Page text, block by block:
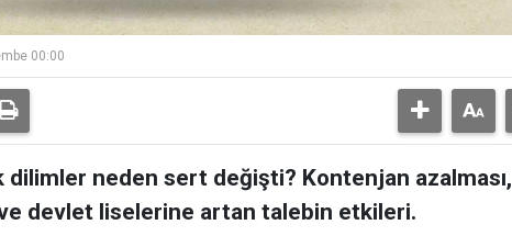
00:00
dilimler neden sert değişti? Kontenjan azalması,
devlet liselerine artan talebin etkileri.